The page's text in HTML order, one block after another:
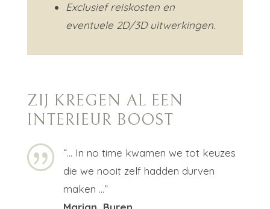
Exclusief reiskosten en
eventuele 2D/3D uitwerkingen.
ZIJ KREGEN AL EEN
INTERIEUR BOOST
|
“… In no time kwamen we tot keuzes
die we nooit zelf hadden durven
maken …”